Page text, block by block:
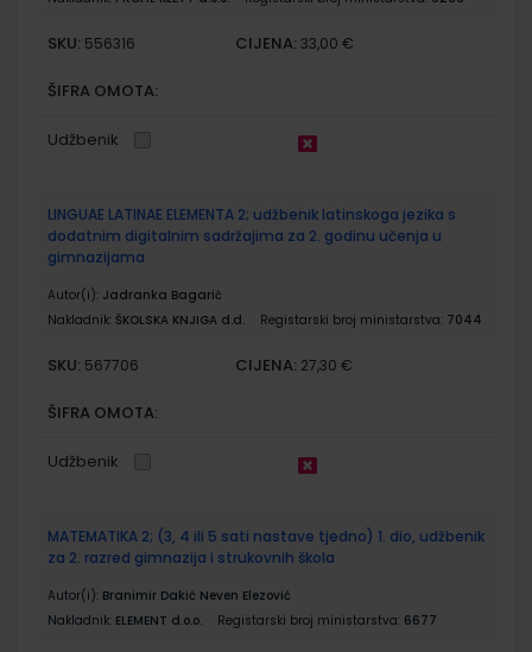
SKU: 556316 CIJENA: 33,00 €
ŠIFRA OMOTA:
Udžbenik
LINGUAE LATINAE ELEMENTA 2; udžbenik latinskoga jezika s
dodatnim digitalnim sadržajima za 2. godinu učenja u
gimnazijama
Autor(i): Jadranka Bagarić
Nakladnik: ŠKOLSKA KNJIGA d.d. Registarski broj ministarstva: 7044
SKU: 567706 CIJENA: 27,30 €
ŠIFRA OMOTA:
Udžbenik
MATEMATIKA 2; (3, 4 ili 5 sati nastave tjedno) 1. dio, udžbenik
za 2. razred gimnazija i strukovnih škola
Autor(i): Branimir Dakić Neven Elezović
Nakladnik: ELEMENT d.o.o. Registarski broj ministarstva: 6677